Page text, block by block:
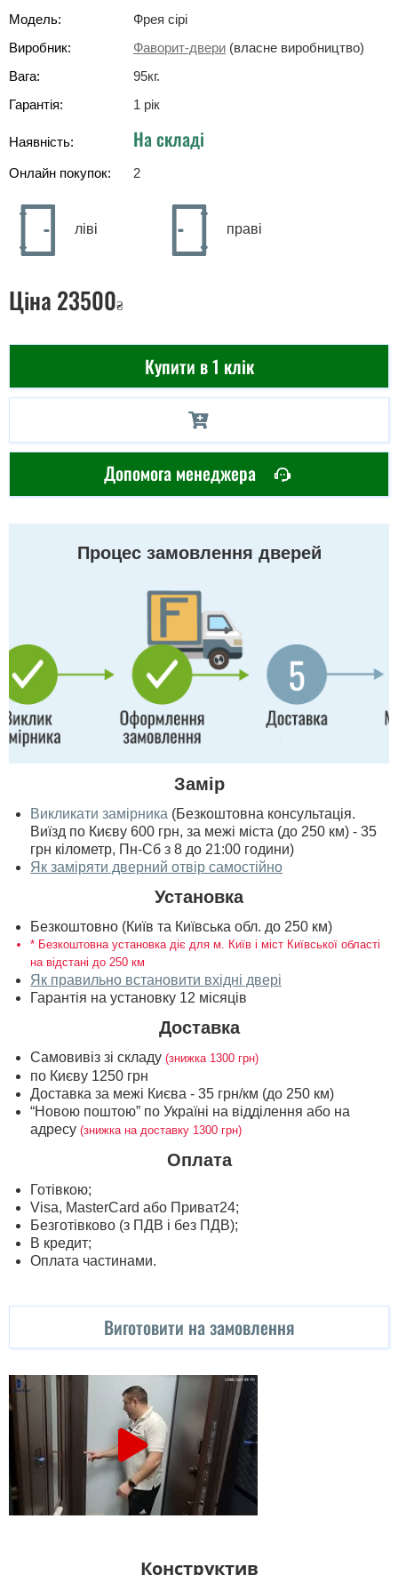
Модель:
Фрея сірі
Виробник:
Фаворит-двери (власне виробництво)
Вага:
95кг.
Гарантія:
1 рік
Наявність: На складі
Онлайн покупок: 2
ліві праві
Ціна 23500₴
Купити в 1 клік
Допомога менеджера
Процес замовлення дверей
Замір
Викликати замірника (Безкоштовна консультація.
Виїзд по Києву 600 грн, за межі міста (до 250 км) - 35
грн кілометр, Пн-Сб з 8 до 21:00 години)
Як заміряти дверний отвір самостійно
Установка
Безкоштовно (Київ та Київська обл. до 250 км)
* Безкоштовна установка діє для м. Київ і міст Київської області
на відстані до 250 км
Як правильно встановити вхідні двері
Гарантія на установку 12 місяців
Доставка
Самовивіз зі складу (знижка 1300 грн)
по Києву 1250 грн
Доставка за межі Києва - 35 грн/км (до 250 км)
“Новою поштою” по Україні на відділення або на
адресу (знижка на доставку 1300 грн)
Оплата
Готівкою;
Visa, MasterСard або Приват24;
Безготівково (з ПДВ і без ПДВ);
В кредит;
Оплата частинами.
Виготовити на замовлення
Конструктив